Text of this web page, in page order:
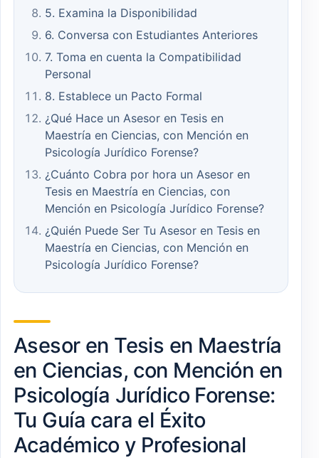
5. Examina la Disponibilidad
6. Conversa con Estudiantes Anteriores
7. Toma en cuenta la Compatibilidad
Personal
8. Establece un Pacto Formal
¿Qué Hace un Asesor en Tesis en
Maestría en Ciencias, con Mención en
Psicología Jurídico Forense?
¿Cuánto Cobra por hora un Asesor en
Tesis en Maestría en Ciencias, con
Mención en Psicología Jurídico Forense?
¿Quién Puede Ser Tu Asesor en Tesis en
Maestría en Ciencias, con Mención en
Psicología Jurídico Forense?
Asesor en Tesis en Maestría
en Ciencias, con Mención en
Psicología Jurídico Forense:
Tu Guía cara el Éxito
Académico y Profesional